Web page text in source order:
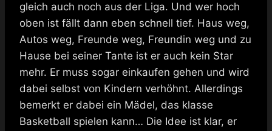
gleich auch noch aus der Liga. Und wer hoch
oben ist fällt dann eben schnell tief. Haus weg,
Autos weg, Freunde weg, Freundin weg und zu
Hause bei seiner Tante ist er auch kein Star
mehr. Er muss sogar einkaufen gehen und wird
dabei selbst von Kindern verhöhnt. Allerdings
bemerkt er dabei ein Mädel, das klasse
Basketball spielen kann… Die Idee ist klar, er